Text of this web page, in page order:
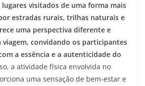
visitados de uma forma mais
estradas rurais, trilhas naturais e
uma perspectiva diferente e
viagem, convidando os participantes
a essência e a autenticidade do
a atividade física envolvida no
uma sensação de bem-estar e